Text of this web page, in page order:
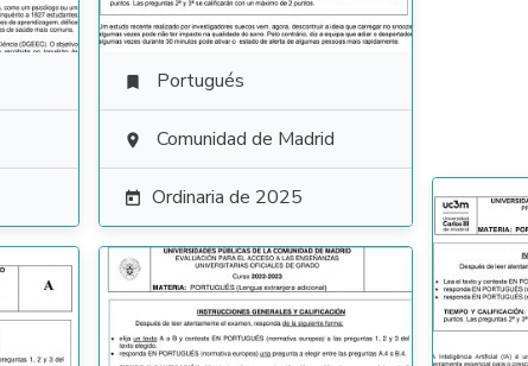
 Portugués
 Comunidad de Madrid
 Ordinaria de 2025